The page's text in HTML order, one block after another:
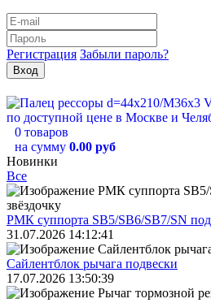
Регистрация Забыли пароль?
0 товаров
на сумму 0.00 руб
Новинки
Все
РМК суппорта SB5/SB6/SB7/SN под
31.07.2026 14:12:41
Сайлентблок рычага подвески
17.07.2026 13:50:39